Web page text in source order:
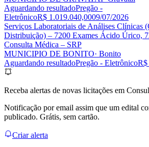
Aguardando resultadoPregão -
EletrônicoR$ 1.019.040,0009/07/2026
Serviços Laboratoriais de Análises Clínicas
Distribuição) – 7200 Exames Ácido Úrico,
Consulta Médica – SRP
MUNICIPIO DE BONITO· Bonito
Aguardando resultadoPregão - EletrônicoR$
Receba alertas de novas licitações em
Notificação por email assim que um edital
publicado. Grátis, sem cartão.
Criar alerta